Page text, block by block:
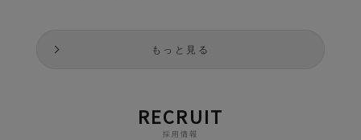
もっと見る
RECRUIT
採用情報